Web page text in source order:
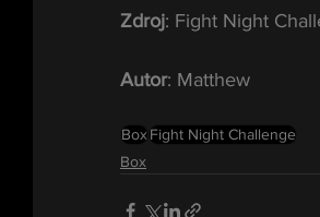
Zdroj: Fight Night
Autor: Matthew
Box Fight Night Challenge
Box